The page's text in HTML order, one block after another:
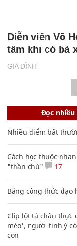
GIA ĐÌNH
Diễn viên Võ
tâm khi có bà
Đọc nhiều
Nhiều điểm bất
Cách học thuộc
"thần chú"
17
Bảng công thức đạo
Clip lột tả chân thực
mèo', người tinh ý
con